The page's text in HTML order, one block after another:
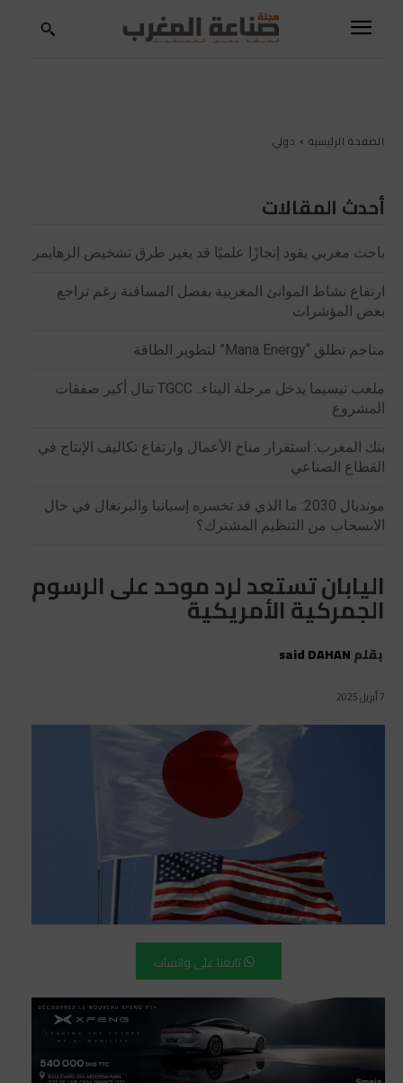
الصفحة الرئيسية دولي
أحدث المقالات
باحث مغربي يقود إنجازًا علميًا قد يغير طرق تشخيص الزهايمر
ارتفاع نشاط الموانئ المغربية بفضل المسافنة رغم تراجع
بعض المؤشرات
مناجم تطلق “Mana Energy” لتطوير الطاقة
ملعب تيسيما يدخل مرحلة البناء.. TGCC تنال أكبر صفقات
المشروع
بنك المغرب: استقرار مناخ الأعمال وارتفاع تكاليف الإنتاج في
القطاع الصناعي
مونديال 2030: ما الذي قد تخسره إسبانيا والبرتغال في حال
الانسحاب من التنظيم المشترك؟
اليابان تستعد لرد موحد على الرسوم
الجمركية الأمريكية
بقلمsaid DAHAN
7 أبريل 2025
تابعنا على واتساب